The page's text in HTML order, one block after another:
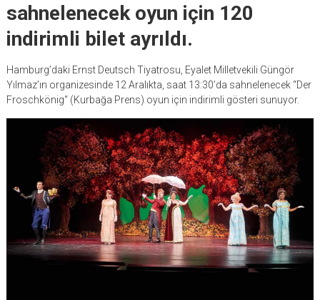
sahnelenecek oyun için 120
indirimli bilet ayrıldı.
Hamburg’daki Ernst Deutsch Tiyatrosu, Eyalet Milletvekili Güngör
Yılmaz’ın organizesinde 12 Aralıkta, saat 13:30’da sahnelenecek “Der
Froschkönig“ (Kurbağa Prens) oyun için indirimli gösteri sunuyor.